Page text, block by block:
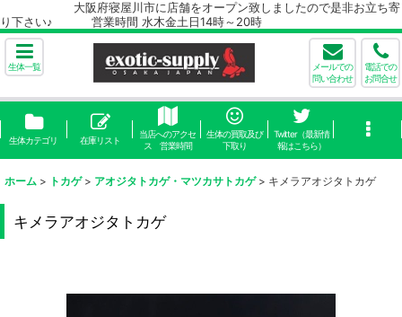
大阪府寝屋川市に店舗をオープン致しましたので是非お立ち寄
り下さい♪ 営業時間 水木金土日14時～20時
生体一覧
メールでの
問い合わせ
電話での
お問合せ
生体カテゴリ 在庫リスト
当店へのアクセ
ス 営業時間
生体の買取及び
下取り
Twitter（最新情
報はこちら）
ホーム > トカゲ > アオジタトカゲ・マツカサトカゲ > キメラアオジタトカゲ
キメラアオジタトカゲ